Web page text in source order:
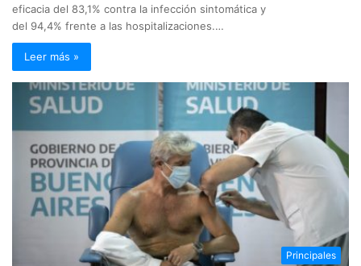
eficacia del 83,1% contra la infección sintomática y
del 94,4% frente a las hospitalizaciones.…
Leer más »
Principales